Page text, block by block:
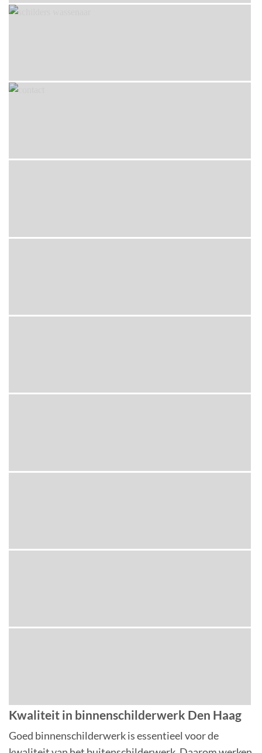
Kwaliteit in binnenschilderwerk Den Haag
Goed binnenschilderwerk is essentieel voor de